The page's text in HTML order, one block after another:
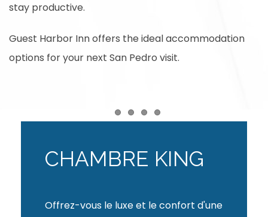
stay productive.
Guest Harbor Inn offers the ideal accommodation
options for your next San Pedro visit.
Item 1Item 2
Item 3
Item 4
CHAMBRE KING
Offrez-vous le luxe et le confort d'une